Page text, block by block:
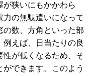
狭いにもかかわら
の無駄遣いになって
の数、方角といった部
えば、日当たりの良
性が低くなるため、そ
できます。このよう